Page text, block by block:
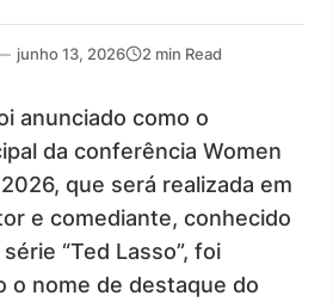
junho 13, 2026 2 min Read
anunciado como o
da conferência Women
que será realizada em
e comediante, conhecido
“Ted Lasso”, foi
o nome de destaque do